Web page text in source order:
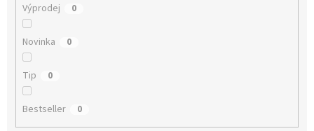
Výprodej 0
Novinka 0
Tip 0
Bestseller 0